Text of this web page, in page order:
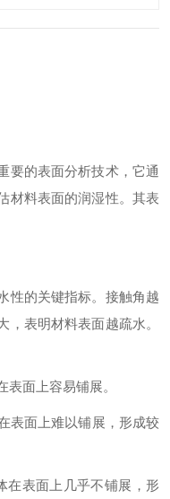
要的表面分析技术，它通
材料表面的润湿性。其表
性的关键指标。接触角越
表明材料表面越疏水。
面上容易铺展。
表面上难以铺展，形成较
在表面上几乎不铺展，形